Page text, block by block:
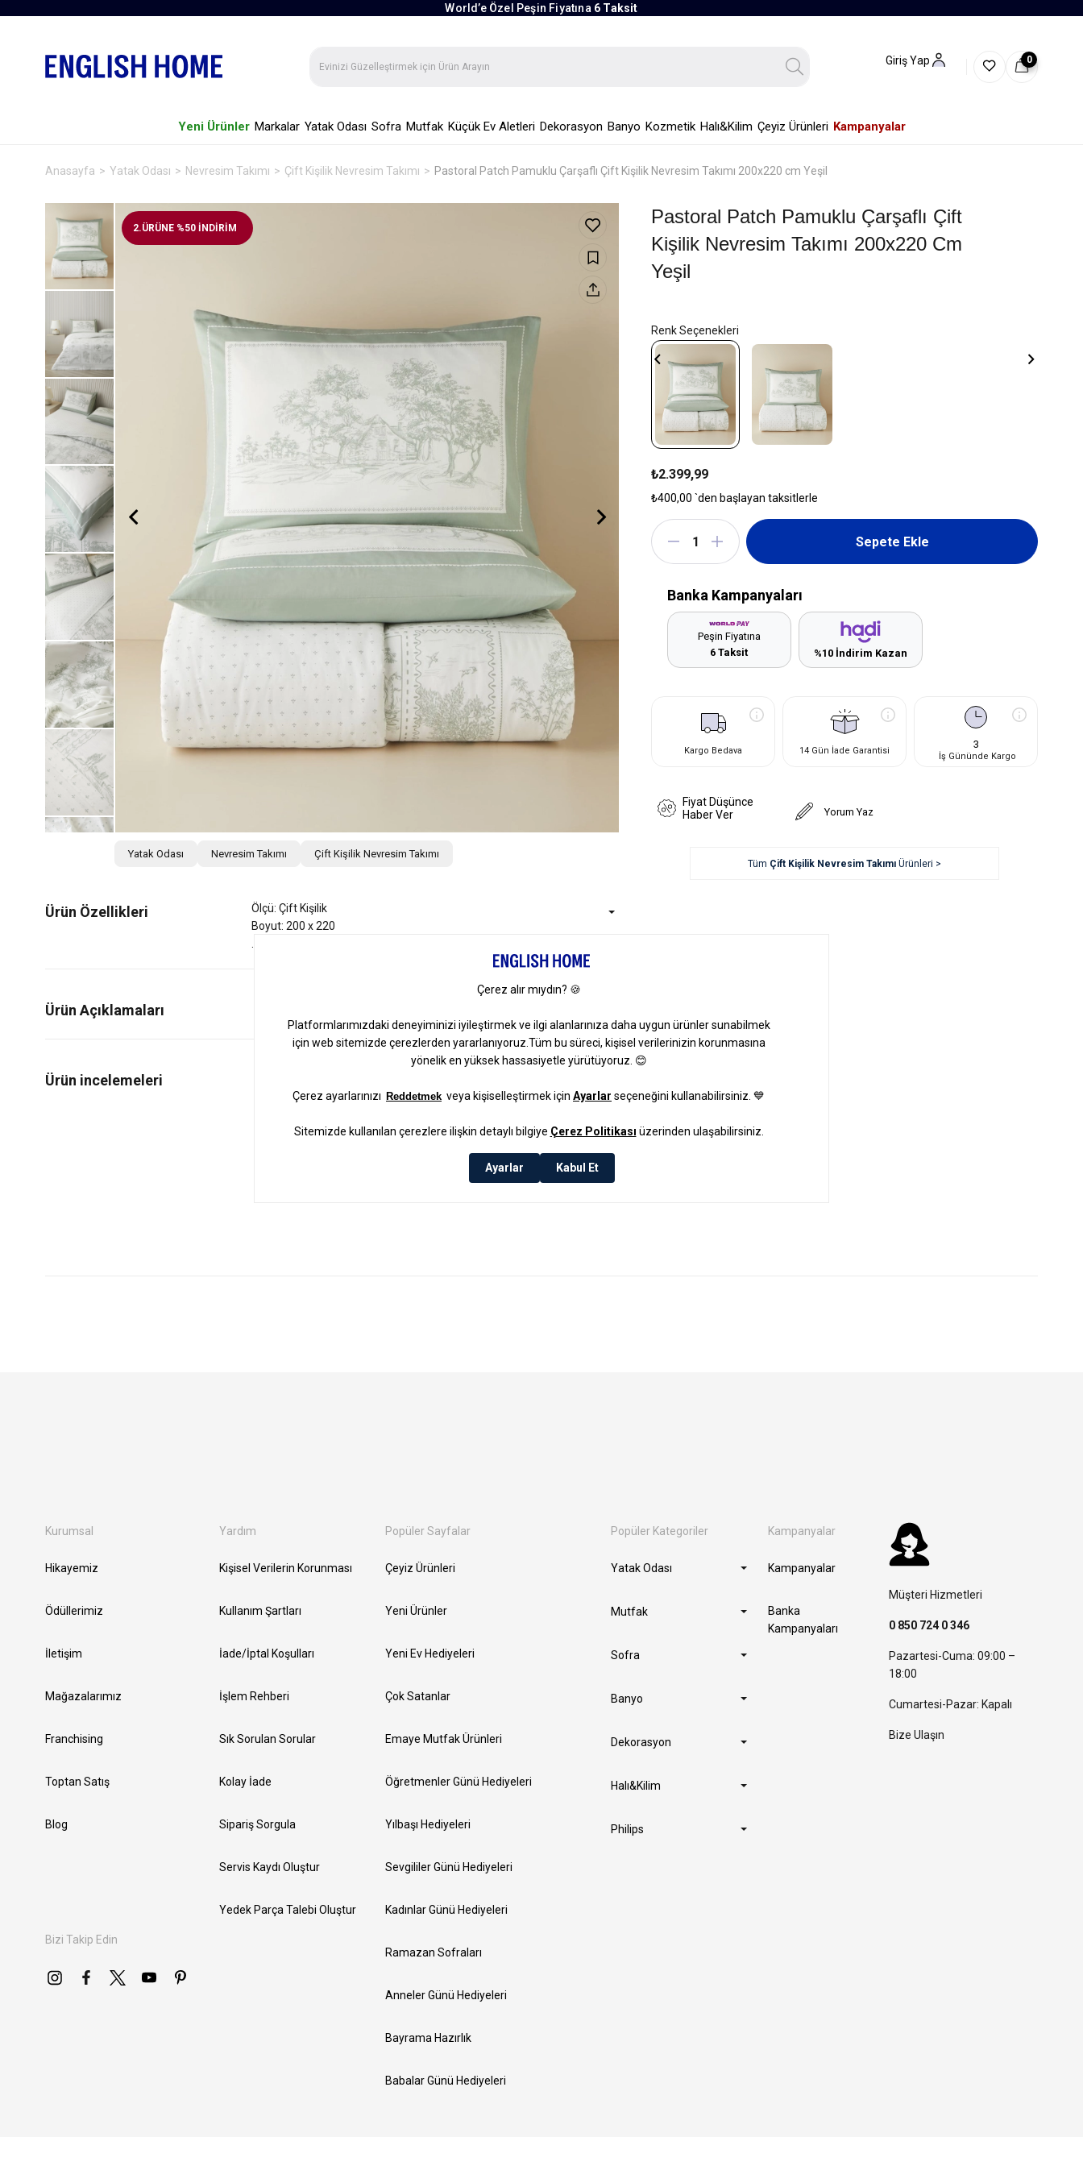
World’e Özel Peşin Fiyatına 6 Taksit
Giriş Yap 0
Yeni Ürünler Markalar Yatak Odası Sofra Mutfak Küçük Ev Aletleri Dekorasyon Banyo Kozmetik Halı&Kilim Çeyiz Ürünleri Kampanyalar
Anasayfa Yatak Odası Nevresim Takımı Çift Kişilik Nevresim Takımı Pastoral Patch Pamuklu Çarşaflı Çift Kişilik Nevresim Takımı 200x220 cm Yeşil
2.ÜRÜNE %50 İNDİRİM
Yatak Odası Nevresim Takımı Çift Kişilik Nevresim Takımı
Ürün Özellikleri
Ölçü: Çift Kişilik
Boyut: 200 x 220
Ürün Açıklamaları
Pastoral Patch Pamuklu Çarşaflı Çift
Kişilik Nevresim Takımı 200x220 Cm
Yeşil
₺2.399,99
₺400,00 `den başlayan taksitlerle
Banka Kampanyaları
Peşin Fiyatına
6 Taksit
%10 İndirim Kazan
Kargo Bedava 14 Gün İade Garantisi 3
İş Gününde Kargo
Fiyat Düşünce
Haber Ver
Yorum Yaz
Tüm Çift Kişilik Nevresim Takımı Ürünleri >
Kurumsal
Hikayemiz
Ödüllerimiz
İletişim
Mağazalarımız
Franchising
Toptan Satış
Blog
Bizi Takip Edin
Yardım
Kişisel Verilerin Korunması
Kullanım Şartları
İade/İptal Koşulları
İşlem Rehberi
Sık Sorulan Sorular
Kolay İade
Sipariş Sorgula
Servis Kaydı Oluştur
Yedek Parça Talebi Oluştur
Popüler Sayfalar
Çeyiz Ürünleri
Yeni Ürünler
Yeni Ev Hediyeleri
Çok Satanlar
Emaye Mutfak Ürünleri
Öğretmenler Günü Hediyeleri
Yılbaşı Hediyeleri
Sevgililer Günü Hediyeleri
Kadınlar Günü Hediyeleri
Ramazan Sofraları
Anneler Günü Hediyeleri
Bayrama Hazırlık
Babalar Günü Hediyeleri
Popüler Kategoriler
Yatak Odası
Mutfak
Sofra
Banyo
Dekorasyon
Halı&Kilim
Philips
Kampanyalar
Kampanyalar
Banka
Kampanyaları
Müşteri Hizmetleri
0 850 724 0 346
Pazartesi-Cuma: 09:00 –
18:00
Cumartesi-Pazar: Kapalı
Bize Ulaşın